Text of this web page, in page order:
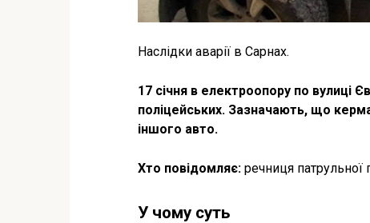
Наслідки аварії в Сарнах.
17 січня в електроопору по вулиці
поліцейських. Зазначають, що
іншого авто.
Хто повідомляє: речниця патрульної
У чому суть